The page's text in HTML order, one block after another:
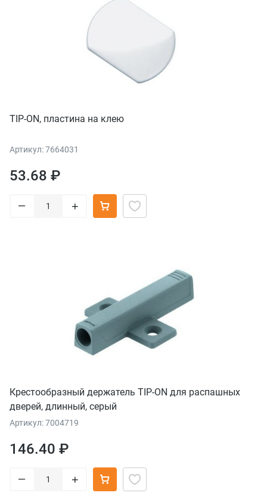
TIP-ON, пластина на клею
Артикул: 7664031
53.68 ₽
– +
Крестообразный держатель TIP-ON для распашных
дверей, длинный, серый
Артикул: 7004719
146.40 ₽
– +